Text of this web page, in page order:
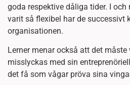
goda respektive dåliga tider. I
varit så flexibel har de successivt
organisationen.
Lerner menar också att det
misslyckas med sin
det få som vågar pröva sina